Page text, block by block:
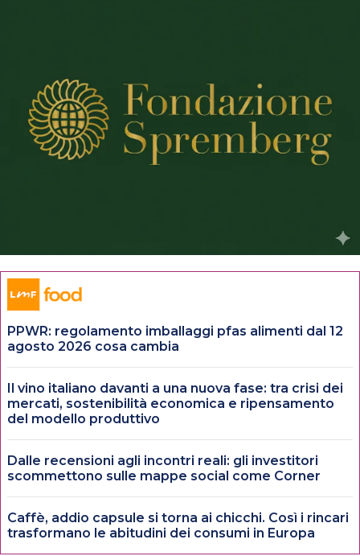
PPWR: regolamento imballaggi pfas alimenti dal 12
agosto 2026 cosa cambia
Il vino italiano davanti a una nuova fase: tra crisi dei
mercati, sostenibilità economica e ripensamento
del modello produttivo
Dalle recensioni agli incontri reali: gli investitori
scommettono sulle mappe social come Corner
Caffè, addio capsule si torna ai chicchi. Così i rincari
trasformano le abitudini dei consumi in Europa